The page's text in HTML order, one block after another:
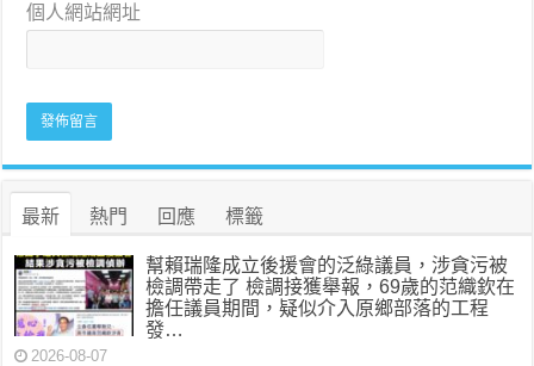
個人網站網址
最新 熱門 回應 標籤
幫賴瑞隆成立後援會的泛綠議員，涉貪污被
檢調帶走了 檢調接獲舉報，69歲的范織欽在
擔任議員期間，疑似介入原鄉部落的工程
發…
2026-08-07